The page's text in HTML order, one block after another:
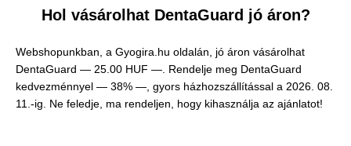
Hol vásárolhat DentaGuard jó áron?
Webshopunkban, a Gyogira.hu oldalán, jó áron vásárolhat
DentaGuard — 25.00 HUF — . Rendelje meg DentaGuard
kedvezménnyel — 38% —, gyors házhozszállítással a 2026. 08.
11.-ig. Ne feledje, ma rendeljen, hogy kihasználja az ajánlatot!